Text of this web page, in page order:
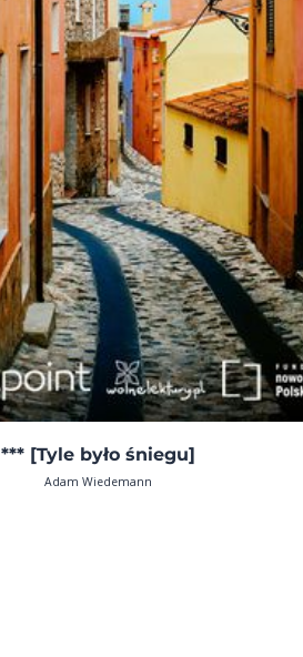
*** [Tyle było śniegu]
Adam Wiedemann